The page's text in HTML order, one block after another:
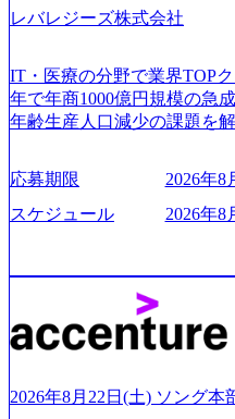
レバレジーズ株式会社
IT・医療の分野で業界TOP
年で年商1000億円規模の急
年齢生産人口減少の課題を
以上の事業を展開する オー
ており社内で新しい事業開
本経営をとっており、事業創
s/
0x644.webp レバレジーズ株
kerdeck.com/leverages/
cai-yong-xiang-ke) 「働く人
ー」など、レバレジーズの
「外国人留学生等受入環境
s://prtimes.jp/main/html/rd/p/
応募期限
2026年8
スケジュール
2026年8
2026年8月22日(土) ソング